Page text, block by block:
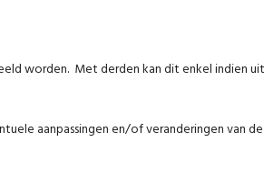
worden. Met derden kan dit enkel indien
aanpassingen en/of veranderingen van